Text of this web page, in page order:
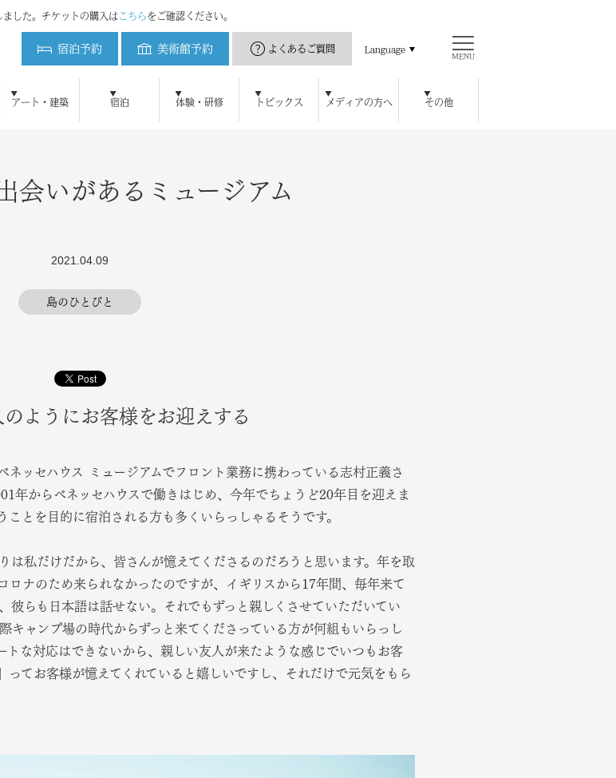
した。チケットの購入は こちらをご確認ください。
宿泊予約 美術館予約 よくあるご質問 Language
MENU
の方へ
トサイト直島とは
アート・建築
をみる
宿泊
ス
体験・研修
研修・教育プログラム 直島コメづくりプロジェクト
トピックス
ブログ 直島新美術館特設サイト ベネッセハウス オンラインショップ
メディアの方へ
へ プレスリリース プレスキット
その他
お問い合わせ 採用情報
会いがあるミュージアム
2021.04.09
島のひとびと
ようにお客様をお迎えする
ネッセハウス ミュージアムでフロント業務に携わっている志村正義さ
年からベネッセハウスで働きはじめ、今年でちょうど20年目を迎えま
とを目的に宿泊される方も多くいらっしゃるそうです。
は私だけだから、皆さんが憶えてくださるのだろうと思います。年を取
ロナのため来られなかったのですが、イギリスから17年間、毎年来て
彼らも日本語は話せない。それでもずっと親しくさせていただいてい
キャンプ場の時代からずっと来てくださっている方が何組もいらっし
トな対応はできないから、親しい友人が来たような感じでいつもお客
てお客様が憶えてくれていると嬉しいですし、それだけで元気をもら